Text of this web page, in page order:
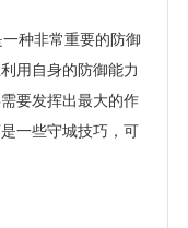
种非常重要的防御
用自身的防御能力
要发挥出最大的作
一些守城技巧，可